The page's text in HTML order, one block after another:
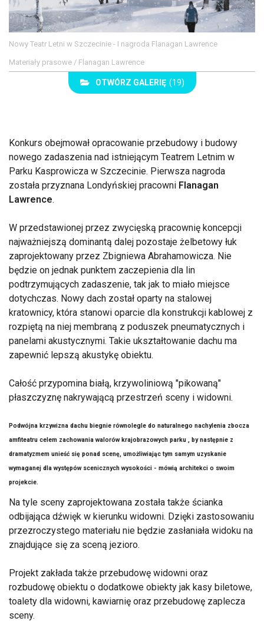
Nowy Teatr Letni w Szczecinie - I nagroda Flanagan Lawrence
Materiały prasowe / Flanagan Lawrence
OTWÓRZ GALERIĘ (19)
Konkurs obejmował opracowanie przebudowy i budowy
nowego zadaszenia nad istniejącym Teatrem Letnim w
Parku Kasprowicza w Szczecinie. Pierwsza nagroda
została przyznana Londyńskiej pracowni Flanagan
Lawrence.
W przedstawionej przez zwycięską pracownię koncepcji
najważniejszą dominantą dalej pozostaje żelbetowy łuk
zaprojektowany przez Zbigniewa Abrahamowicza. Nie
będzie on jednak punktem zaczepienia dla lin
podtrzymujących zadaszenie, tak jak to miało miejsce
dotychczas. Nowy dach został oparty na stalowej
kratownicy, która stanowi oparcie dla konstrukcji kablowej z
rozpiętą na niej membraną z poduszek pneumatycznych i
panelami akustycznymi. Takie ukształtowanie dachu ma
zapewnić lepszą akustykę obiektu.
Całość przypomina białą, krzywoliniową "pikowaną"
płaszczyznę nakrywającą przestrzeń sceny i widowni.
Podwójna krzywizna dachu biegnie równolegle do naturalnego nachylenia zbocza
amfiteatru celem zachowania walorów krajobrazowych parku , by następnie z
dramatyzmem unieść się ponad scenę, umożliwiając tym samym uzyskanie
wymaganej dla występów scenicznych wysokości - mówią architekci o swoim
projekcie.
Na tyle sceny zaprojektowana została także ścianka
odbijająca dźwięk w kierunku widowni. Dzięki zastosowaniu
przezroczystego materiału nie będzie zasłaniała widoku na
znajdujące się za sceną jezioro.
Projekt zakłada także przebudowę widowni oraz
rozbudowę obiektu o dodatkowe obiekty jak kasy biletowe,
toalety dla widowni, kawiarnię oraz przebudowę zaplecza
sceny.